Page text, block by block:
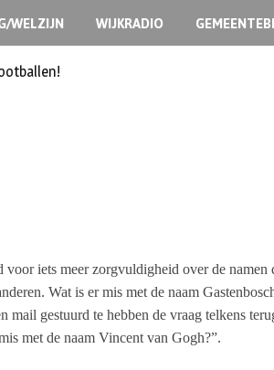
WELZIJN WIJKRADIO
iets meer zorgvuldigheid over de
Wat is er mis met de naam
gestuurd te hebben de vraag telkens
met de naam Vincent van Gogh?”.